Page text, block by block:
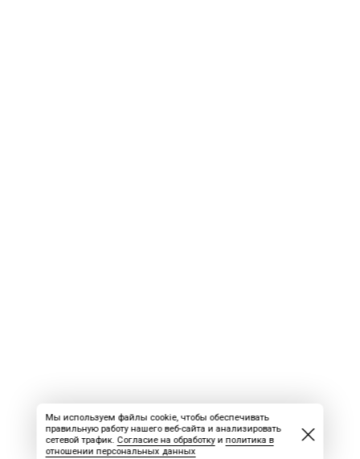
Мы используем файлы cookie, чтобы обеспечивать
правильную работу нашего веб-сайта и анализировать
сетевой трафик. Согласие на обработкуи политика в
отношении персональных данных